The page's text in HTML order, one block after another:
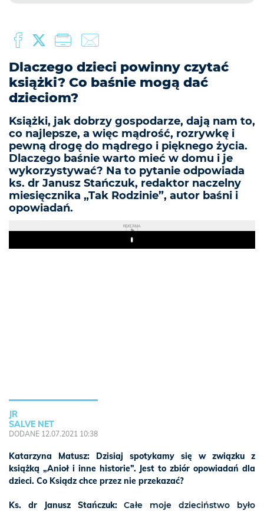
Dlaczego dzieci powinny czytać
książki? Co baśnie mogą dać
dzieciom?
Książki, jak dobrzy gospodarze, dają nam to,
co najlepsze, a więc mądrość, rozrywkę i
pewną drogę do mądrego i pięknego życia.
Dlaczego baśnie warto mieć w domu i je
wykorzystywać? Na to pytanie odpowiada
ks. dr Janusz Stańczuk, redaktor naczelny
miesięcznika „Tak Rodzinie”, autor baśni i
opowiadań.
REKLAMA
Play
JR
SALVE NET
DODANE 12.07.2021 10:38
Katarzyna Matusz: Dzisiaj spotykamy się w związku z
książką „Anioł i inne historie”. Jest to zbiór opowiadań dla
dzieci. Co Ksiądz chce przez nie przekazać?
Ks. dr Janusz Stańczuk: Całe moje dzieciństwo było